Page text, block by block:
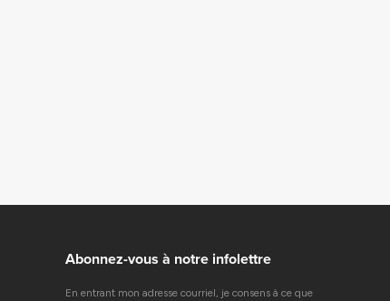
Abonnez-vous à notre infolettre
En entrant mon adresse courriel, je consens à ce que